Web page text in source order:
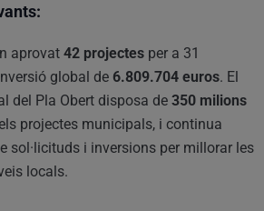
aprovat 42 projectes per a 31
global de 6.809.704 euros. El
del Pla Obert disposa de 350 milions
projectes municipals, i continua
sol·licituds i inversions per millorar les
locals.